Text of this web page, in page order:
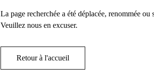
La page recherchée a été déplacée, renommée ou
Veuillez nous en excuser.
Retour à l'accueil